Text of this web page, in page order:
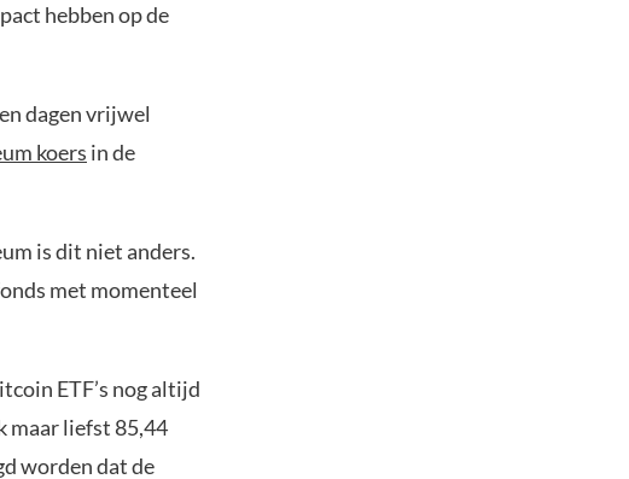
hebben op de
dagen vrijwel
koers in de
is dit niet anders.
met momenteel
ETF’s nog altijd
maar liefst 85,44
worden dat de